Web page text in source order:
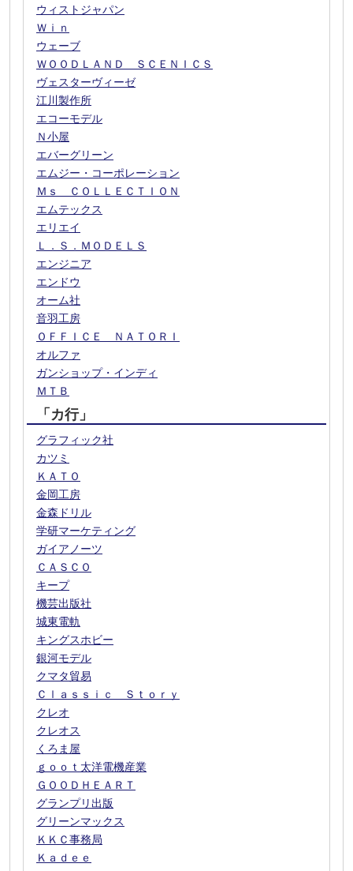
ウィストジャパン
Ｗｉｎ
ウェーブ
ＷＯＯＤＬＡＮＤ ＳＣＥＮＩＣＳ
ヴェスターヴィーゼ
江川製作所
エコーモデル
Ｎ小屋
エバーグリーン
エムジー・コーポレーション
Ｍｓ ＣＯＬＬＥＣＴＩＯＮ
エムテックス
エリエイ
Ｌ．Ｓ．ＭＯＤＥＬＳ
エンジニア
エンドウ
オーム社
音羽工房
ＯＦＦＩＣＥ ＮＡＴＯＲＩ
オルファ
ガンショップ・インディ
ＭＴＢ
「カ行」
グラフィック社
カツミ
ＫＡＴＯ
金岡工房
金森ドリル
学研マーケティング
ガイアノーツ
ＣＡＳＣＯ
キープ
機芸出版社
城東電軌
キングスホビー
銀河モデル
クマタ貿易
Ｃｌａｓｓｉｃ Ｓｔｏｒｙ
クレオ
クレオス
くろま屋
ｇｏｏｔ太洋電機産業
ＧＯＯＤＨＥＡＲＴ
グランプリ出版
グリーンマックス
ＫＫＣ事務局
Ｋａｄｅｅ